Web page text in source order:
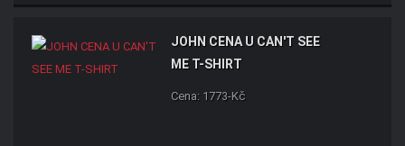
JOHN CENA U CAN'T SEE
ME T-SHIRT
Cena: 1773-Kč